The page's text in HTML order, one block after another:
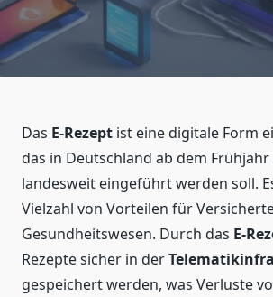
Das E-Rezept ist eine digitale Form
das in Deutschland ab dem Frühjahr
landesweit eingeführt werden soll.
Vielzahl von Vorteilen für
Gesundheitswesen. Durch das E-
Rezepte sicher in der
gespeichert werden, was Verluste